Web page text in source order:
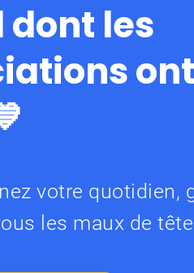
dont les
votre quotidien,
les maux de